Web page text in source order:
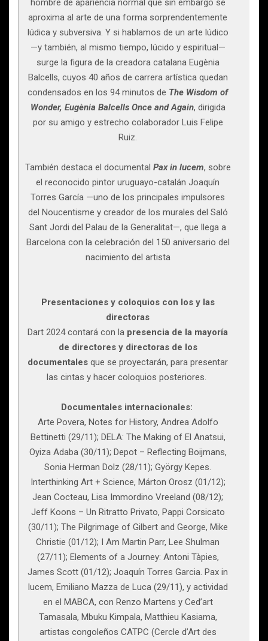
hombre de apariencia normal que sin embargo se
aproxima al arte de una forma sorprendentemente
lúdica y subversiva. Y si hablamos de un arte lúdico
—y también, al mismo tiempo, lúcido y espiritual—
surge la figura de la creadora catalana Eugènia
Balcells, cuyos 40 años de carrera artística quedan
condensados en los 94 minutos de The Wisdom of
Wonder, Eugènia Balcells Once and Again, dirigida
por su amigo y estrecho colaborador Luis Felipe
Ruiz.
También destaca el documental Pax in lucem, sobre
el reconocido pintor uruguayo-catalán Joaquín
Torres García —uno de los principales impulsores
del Noucentisme y creador de los murales del Saló
Sant Jordi del Palau de la Generalitat—, que llega a
Barcelona con la celebración del 150 aniversario del
nacimiento del artista
Presentaciones y coloquios con los y las
directoras
Dart 2024 contará con la presencia de la mayoría
de directores y directoras de los
documentales que se proyectarán, para presentar
las cintas y hacer coloquios posteriores.
Documentales internacionales:
Arte Povera, Notes for History, Andrea Adolfo
Bettinetti (29/11); DELA: The Making of El Anatsui,
Oyiza Adaba (30/11); Depot – Reflecting Boijmans,
Sonia Herman Dolz (28/11); György Kepes.
Interthinking Art + Science, Márton Orosz (01/12);
Jean Cocteau, Lisa Immordino Vreeland (08/12);
Jeff Koons – Un Ritratto Privato, Pappi Corsicato
(30/11); The Pilgrimage of Gilbert and George, Mike
Christie (01/12); I Am Martin Parr, Lee Shulman
(27/11); Elements of a Journey: Antoni Tàpies,
James Scott (01/12); Joaquín Torres Garcia. Pax in
lucem, Emiliano Mazza de Luca (29/11), y actividad
en el MABCA, con Renzo Martens y Ced’art
Tamasala, Mbuku Kimpala, Matthieu Kasiama,
artistas congoleños CATPC (Cercle d’Art des